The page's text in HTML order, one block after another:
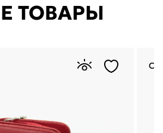
ТОВАРЫ